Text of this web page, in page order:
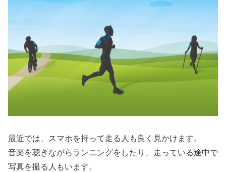
最近では、スマホを持って走る人も良く見かけます。
音楽を聴きながらランニングをしたり、走っている途中で
写真を撮る人もいます。